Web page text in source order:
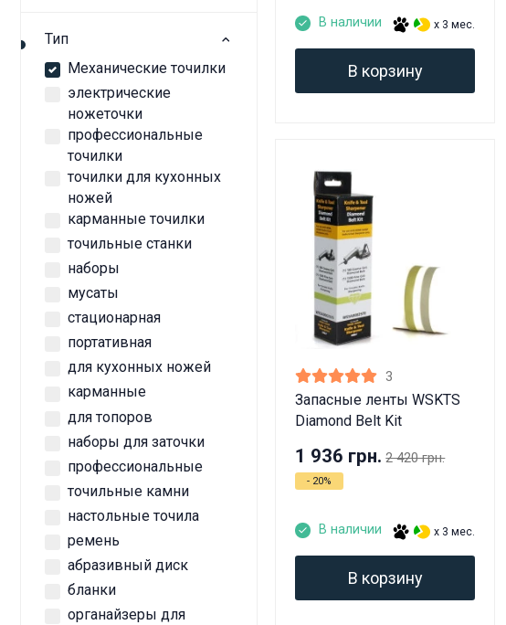
Тип
Механические точилки
электрические
ножеточки
профессиональные
точилки
точилки для кухонных
ножей
карманные точилки
точильные станки
наборы
мусаты
стационарная
портативная
для кухонных ножей
карманные
для топоров
наборы для заточки
профессиональные
точильные камни
настольные точила
ремень
абразивный диск
бланки
органайзеры для
В наличии x 3 мес.
В корзину
3
Запасные ленты WSKTS
Diamond Belt Kit
1 936 грн. 2 420 грн.
- 20%
В наличии x 3 мес.
В корзину